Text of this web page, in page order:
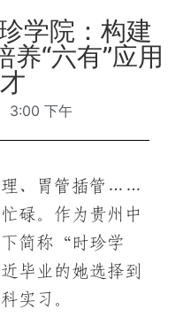
学院：构建
养“六有”应用
3:00 下午
理、胃管插管……
碌。作为贵州中
下简称“时珍学
毕业的她选择到
实习。